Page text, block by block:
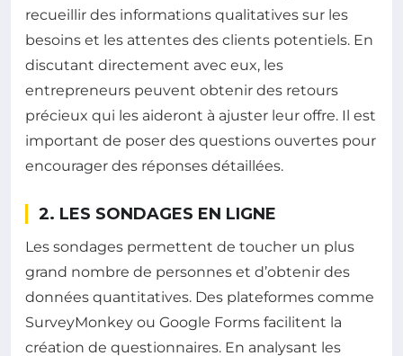
recueillir des informations qualitatives sur les
besoins et les attentes des clients potentiels. En
discutant directement avec eux, les
entrepreneurs peuvent obtenir des retours
précieux qui les aideront à ajuster leur offre. Il est
important de poser des questions ouvertes pour
encourager des réponses détaillées.
2. LES SONDAGES EN LIGNE
Les sondages permettent de toucher un plus
grand nombre de personnes et d’obtenir des
données quantitatives. Des plateformes comme
SurveyMonkey ou Google Forms facilitent la
création de questionnaires. En analysant les